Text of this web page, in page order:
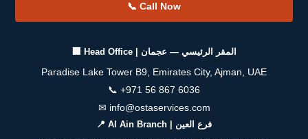
📞 Call Now
🏢 Head Office | المقر الرئيسي — عجمان
Paradise Lake Tower B9, Emirates City, Ajman, UAE
📞 +971 56 867 6036
✉ info@ostaservices.com
📍 Al Ain Branch | فرع العين